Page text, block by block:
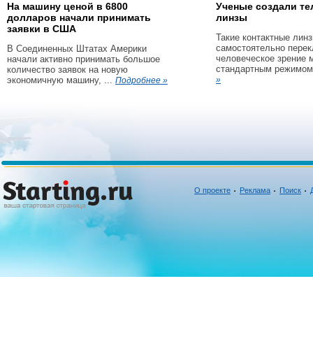
На машину ценой в 6800
долларов начали принимать
заявки в США
В Соединенных Штатах Америки
начали активно принимать большое
количество заявок на новую
экономичную машину, ... Подробнее »
Ученые создали
линзы
Такие контактные
самостоятельно
человеческое зрение
стандартным
»
О проекте Реклама Поиск